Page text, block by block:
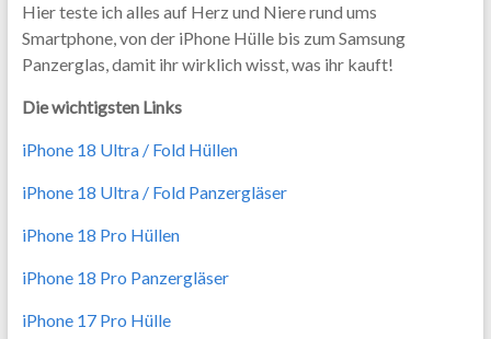
Hier teste ich alles auf Herz und Niere rund ums
Smartphone, von der iPhone Hülle bis zum Samsung
Panzerglas, damit ihr wirklich wisst, was ihr kauft!
Die wichtigsten Links
iPhone 18 Ultra / Fold Hüllen
iPhone 18 Ultra / Fold Panzergläser
iPhone 18 Pro Hüllen
iPhone 18 Pro Panzergläser
iPhone 17 Pro Hülle